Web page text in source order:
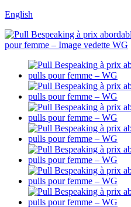
English